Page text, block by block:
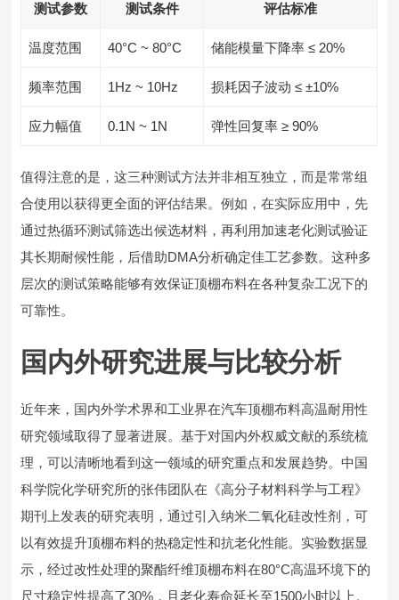
测试参数 测试条件 评估标准
温度范围 40°C ~ 80°C 储能模量下降率 ≤ 20%
频率范围 1Hz ~ 10Hz 损耗因子波动 ≤ ±10%
应力幅值 0.1N ~ 1N 弹性回复率 ≥ 90%
值得注意的是，这三种测试方法并非相互独立，而是常常组
合使用以获得更全面的评估结果。例如，在实际应用中，先
通过热循环测试筛选出候选材料，再利用加速老化测试验证
其长期耐候性能，后借助DMA分析确定佳工艺参数。这种多
层次的测试策略能够有效保证顶棚布料在各种复杂工况下的
可靠性。
国内外研究进展与比较分析
近年来，国内外学术界和工业界在汽车顶棚布料高温耐用性
研究领域取得了显著进展。基于对国内外权威文献的系统梳
理，可以清晰地看到这一领域的研究重点和发展趋势。中国
科学院化学研究所的张伟团队在《高分子材料科学与工程》
期刊上发表的研究表明，通过引入纳米二氧化硅改性剂，可
以有效提升顶棚布料的热稳定性和抗老化性能。实验数据显
示，经过改性处理的聚酯纤维顶棚布料在80°C高温环境下的
尺寸稳定性提高了30%，且老化寿命延长至1500小时以上。